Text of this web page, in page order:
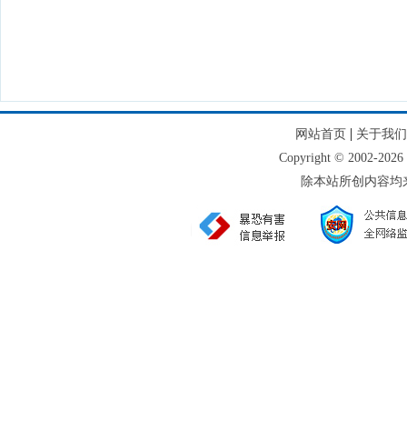
网站首页| 关于我们
Copyright © 2002-
除本站所创内容